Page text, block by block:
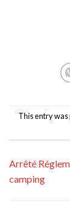
This entry was
Arrêté
camping